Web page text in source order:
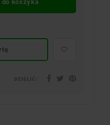
do koszyka